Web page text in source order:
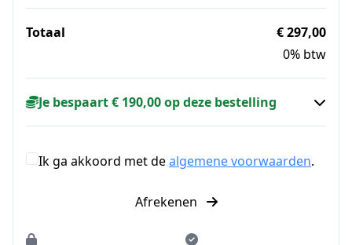
Totaal
€ 297,00
0% btw
Je bespaart € 190,00 op deze bestelling
Ik ga akkoord met dealgemene voorwaarden.
Afrekenen